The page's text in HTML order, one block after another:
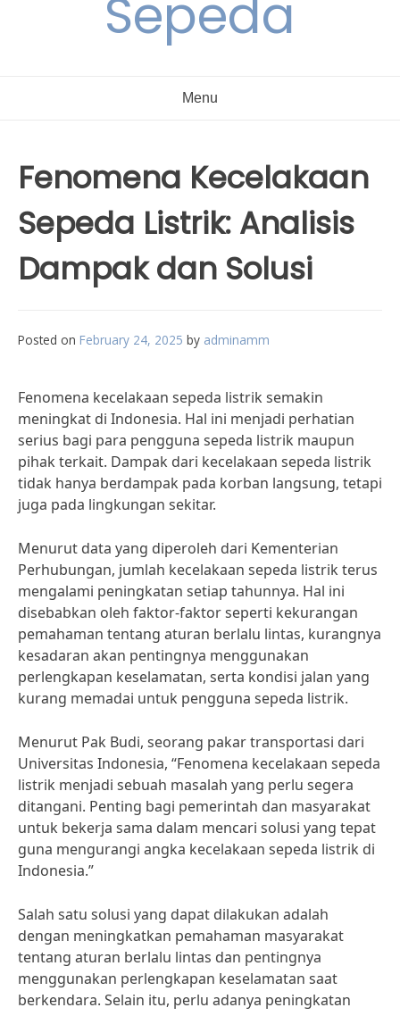
Sepeda
Menu
Fenomena Kecelakaan
Sepeda Listrik: Analisis
Dampak dan Solusi
Posted on February 24, 2025 by adminamm
Fenomena kecelakaan sepeda listrik semakin
meningkat di Indonesia. Hal ini menjadi perhatian
serius bagi para pengguna sepeda listrik maupun
pihak terkait. Dampak dari kecelakaan sepeda listrik
tidak hanya berdampak pada korban langsung, tetapi
juga pada lingkungan sekitar.
Menurut data yang diperoleh dari Kementerian
Perhubungan, jumlah kecelakaan sepeda listrik terus
mengalami peningkatan setiap tahunnya. Hal ini
disebabkan oleh faktor-faktor seperti kekurangan
pemahaman tentang aturan berlalu lintas, kurangnya
kesadaran akan pentingnya menggunakan
perlengkapan keselamatan, serta kondisi jalan yang
kurang memadai untuk pengguna sepeda listrik.
Menurut Pak Budi, seorang pakar transportasi dari
Universitas Indonesia, “Fenomena kecelakaan sepeda
listrik menjadi sebuah masalah yang perlu segera
ditangani. Penting bagi pemerintah dan masyarakat
untuk bekerja sama dalam mencari solusi yang tepat
guna mengurangi angka kecelakaan sepeda listrik di
Indonesia.”
Salah satu solusi yang dapat dilakukan adalah
dengan meningkatkan pemahaman masyarakat
tentang aturan berlalu lintas dan pentingnya
menggunakan perlengkapan keselamatan saat
berkendara. Selain itu, perlu adanya peningkatan